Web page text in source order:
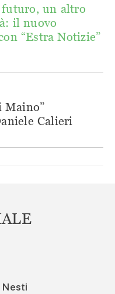
futuro, un altro
il nuovo
“Estra Notizie”
Maino”
Calieri
Nesti